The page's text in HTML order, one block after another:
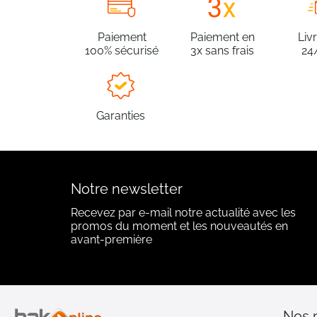
Paiement
100% sécurisé
Paiement en
3x sans frais
Garanties
Notre newsletter
Recevez par e-mail notre actualité avec les
promos du moment et les nouveautés en
avant-première